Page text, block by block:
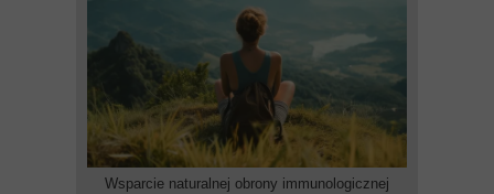
Wsparcie naturalnej obrony immunologicznej